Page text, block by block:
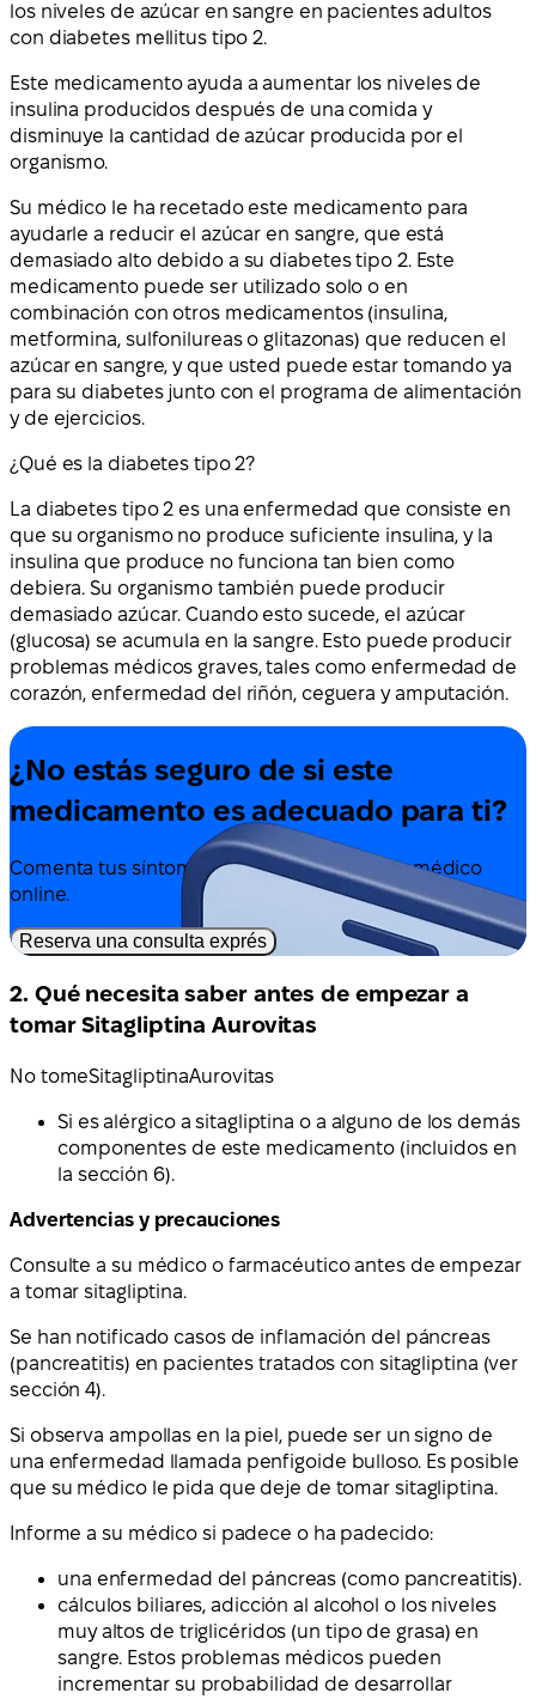
los niveles de azúcar en sangre en pacientes adultos
con diabetes mellitus tipo 2.
Este medicamento ayuda a aumentar los niveles de
insulina producidos después de una comida y
disminuye la cantidad de azúcar producida por el
organismo.
Su médico le ha recetado este medicamento para
ayudarle a reducir el azúcar en sangre, que está
demasiado alto debido a su diabetes tipo 2. Este
medicamento puede ser utilizado solo o en
combinación con otros medicamentos (insulina,
metformina, sulfonilureas o glitazonas) que reducen el
azúcar en sangre, y que usted puede estar tomando ya
para su diabetes junto con el programa de alimentación
y de ejercicios.
¿Qué es la diabetes tipo 2?
La diabetes tipo 2 es una enfermedad que consiste en
que su organismo no produce suficiente insulina, y la
insulina que produce no funciona tan bien como
debiera. Su organismo también puede producir
demasiado azúcar. Cuando esto sucede, el azúcar
(glucosa) se acumula en la sangre. Esto puede producir
problemas médicos graves, tales como enfermedad de
corazón, enfermedad del riñón, ceguera y amputación.
¿No estás seguro de si este
medicamento es adecuado para ti?
Comenta tus síntomas y tratamiento con un médico
online.
Reserva una consulta exprés
2. Qué necesita saber antes de empezar a
tomar Sitagliptina Aurovitas
No tomeSitagliptinaAurovitas
Si es alérgico a sitagliptina o a alguno de los demás
componentes de este medicamento (incluidos en
la sección 6).
Advertencias y precauciones
Consulte a su médico o farmacéutico antes de empezar
a tomar sitagliptina.
Se han notificado casos de inflamación del páncreas
(pancreatitis) en pacientes tratados con sitagliptina (ver
sección 4).
Si observa ampollas en la piel, puede ser un signo de
una enfermedad llamada penfigoide bulloso. Es posible
que su médico le pida que deje de tomar sitagliptina.
Informe a su médico si padece o ha padecido:
una enfermedad del páncreas (como pancreatitis).
cálculos biliares, adicción al alcohol o los niveles
muy altos de triglicéridos (un tipo de grasa) en
sangre. Estos problemas médicos pueden
incrementar su probabilidad de desarrollar